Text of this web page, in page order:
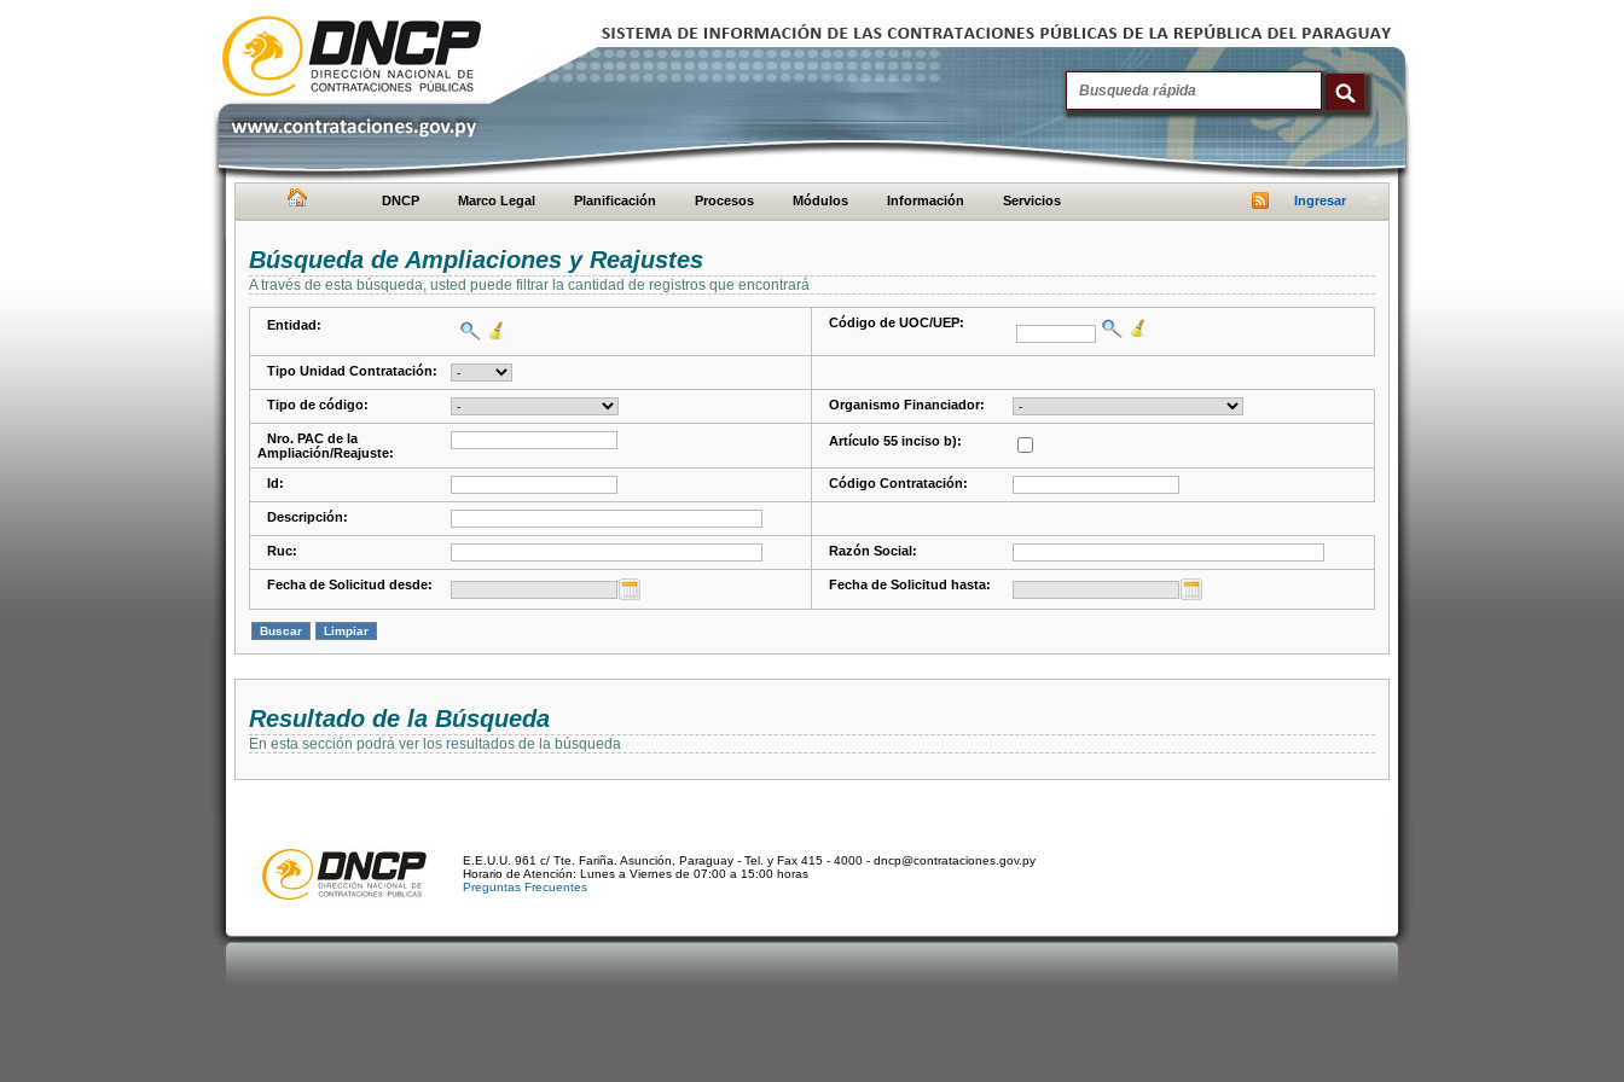
DNCP Marco Legal Planificación Procesos Módulos Información Servicios Ingresar
Búsqueda de Ampliaciones y Reajustes
A través de esta búsqueda, usted puede filtrar la cantidad de registros que encontrará
Entidad: Código de UOC/UEP:
Tipo Unidad Contratación:
Tipo de código: Organismo Financiador:
Nro. PAC de la
Ampliación/Reajuste:
Artículo 55 inciso b):
Id: Código Contratación:
Descripción:
Ruc: Razón Social:
Fecha de Solicitud desde: Fecha de Solicitud hasta:
Resultado de la Búsqueda
En esta sección podrá ver los resultados de la búsqueda
E.E.U.U. 961 c/ Tte. Fariña. Asunción, Paraguay - Tel. y Fax 415 - 4000 - dncp@contrataciones.gov.py
Horario de Atención: Lunes a Viernes de 07:00 a 15:00 horas
Preguntas Frecuentes